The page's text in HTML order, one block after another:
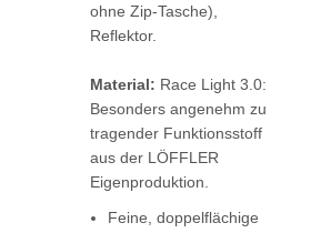
ohne Zip-Tasche),
Reflektor.
Material: Race Light 3.0:
Besonders angenehm zu
tragender Funktionsstoff
aus der LÖFFLER
Eigenproduktion.
Feine, doppelflächige